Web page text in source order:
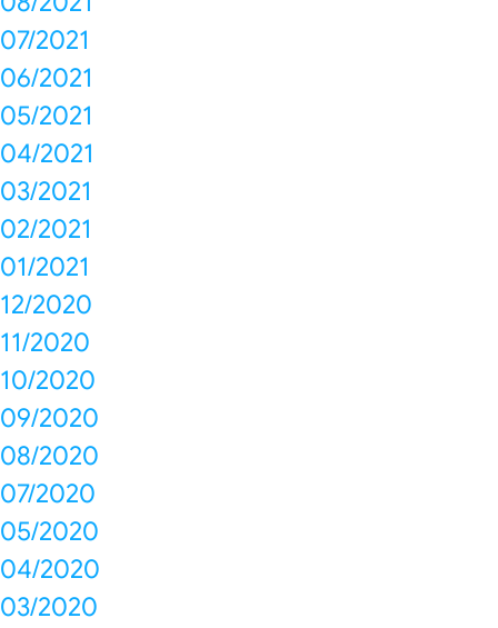
07/2021
06/2021
05/2021
04/2021
03/2021
02/2021
01/2021
12/2020
11/2020
10/2020
09/2020
08/2020
07/2020
05/2020
04/2020
03/2020